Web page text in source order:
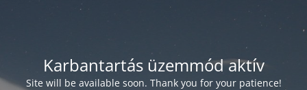
Karbantartás üzemmód aktív
Site will be available soon. Thank you for your patience!